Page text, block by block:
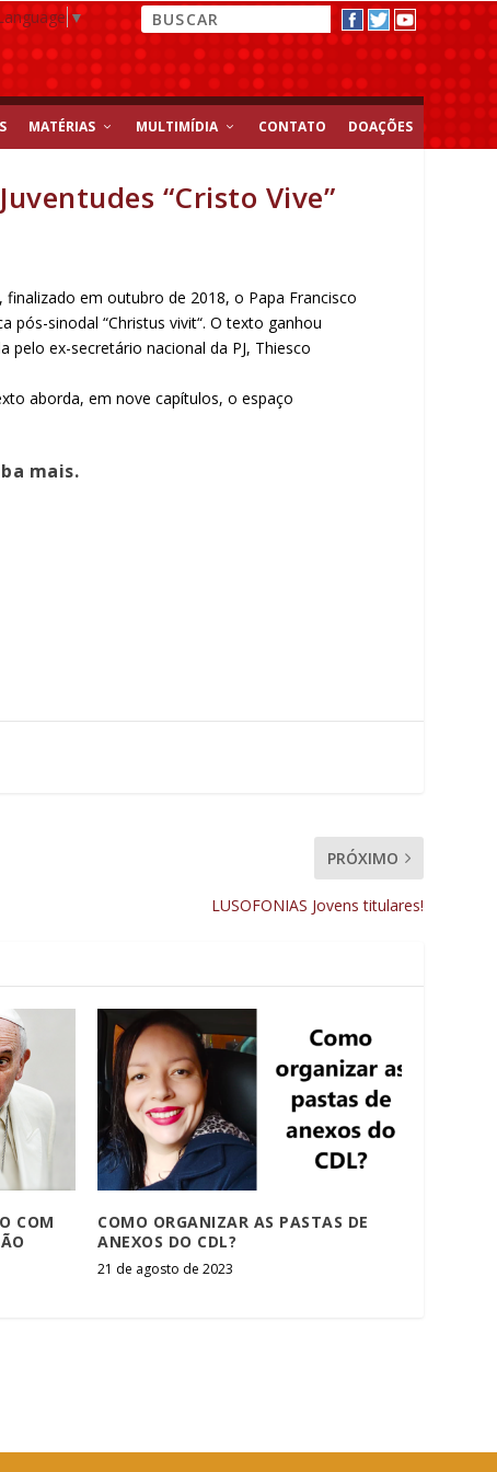
▼
MATÉRIAS MULTIMÍDIA CONTATO DOAÇÕES
“Cristo Vive”
em outubro de 2018, o Papa Francisco
sinodal “Christus vivit“. O texto ganhou
pelo ex-secretário nacional da PJ, Thiesco
aborda, em nove capítulos, o espaço
mais.
PRÓXIMO
LUSOFONIAS Jovens titulares!
COM
COMO ORGANIZAR AS PASTAS DE
ANEXOS DO CDL?
21 de agosto de 2023